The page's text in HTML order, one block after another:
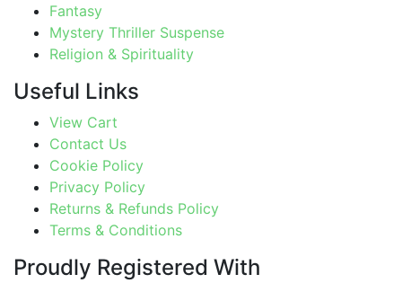
Fantasy
Mystery Thriller Suspense
Religion & Spirituality
Useful Links
View Cart
Contact Us
Cookie Policy
Privacy Policy
Returns & Refunds Policy
Terms & Conditions
Proudly Registered With